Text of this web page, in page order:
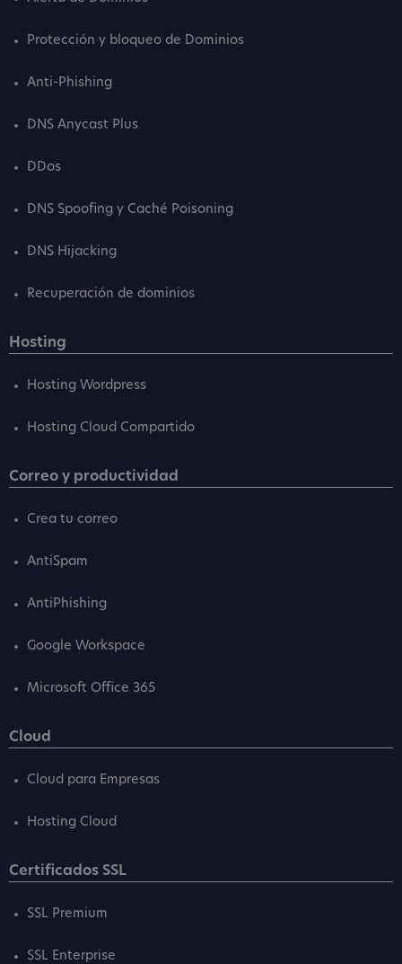
Protección y bloqueo de Dominios
Anti-Phishing
DNS Anycast Plus
DDos
DNS Spoofing y Caché Poisoning
DNS Hijacking
Recuperación de dominios
Hosting
Hosting Wordpress
Hosting Cloud Compartido
Correo y productividad
Crea tu correo
AntiSpam
AntiPhishing
Google Workspace
Microsoft Office 365
Cloud
Cloud para Empresas
Hosting Cloud
Certificados SSL
SSL Premium
SSL Enterprise